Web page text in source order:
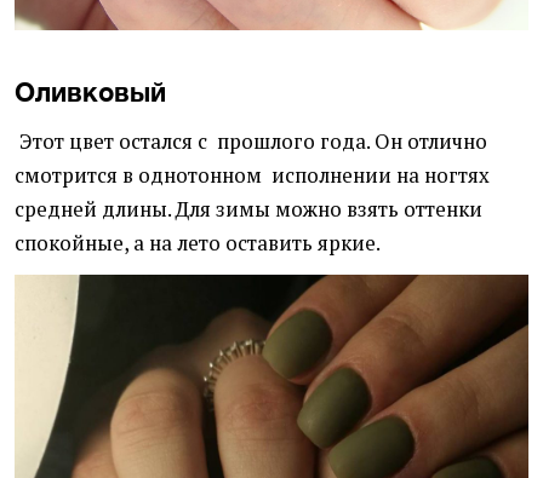
Оливковый
Этот цвет остался с прошлого года. Он отлично
смотрится в однотонном исполнении на ногтях
средней длины. Для зимы можно взять оттенки
спокойные, а на лето оставить яркие.